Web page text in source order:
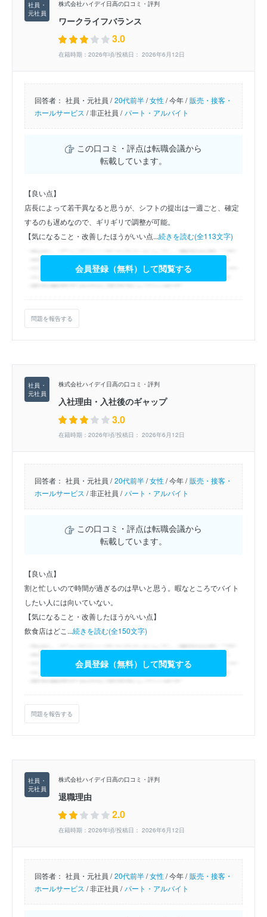
株式会社ハイデイ日高の口コミ・評判
ワークライフバランス
3.0
在籍時期：2026年頃/投稿日： 2026年6月12日
回答者： 社員・元社員 / 20代前半/女性/今年 / 販売・接客・
ホールサービス /非正社員 / パート・アルバイト
この口コミ・評点は転職会議から
転載しています。
【良い点】
店長によって若干異なると思うが、シフトの提出は一週ごと、確定
するのも遅めなので、ギリギリで調整が可能。
【気になること・改善したほうがいい点...続きを読む(全113文字)
会員登録（無料）して閲覧する
問題を報告する
株式会社ハイデイ日高の口コミ・評判
入社理由・入社後のギャップ
3.0
在籍時期：2026年頃/投稿日： 2026年6月12日
回答者： 社員・元社員 / 20代前半/女性/今年 / 販売・接客・
ホールサービス /非正社員 / パート・アルバイト
この口コミ・評点は転職会議から
転載しています。
【良い点】
割と忙しいので時間が過ぎるのは早いと思う。暇なところでバイト
したい人には向いていない。
【気になること・改善したほうがいい点】
飲食店はどこ...続きを読む(全150文字)
会員登録（無料）して閲覧する
問題を報告する
株式会社ハイデイ日高の口コミ・評判
退職理由
2.0
在籍時期：2026年頃/投稿日： 2026年6月12日
回答者： 社員・元社員 / 20代前半/女性/今年 / 販売・接客・
ホールサービス /非正社員 / パート・アルバイト